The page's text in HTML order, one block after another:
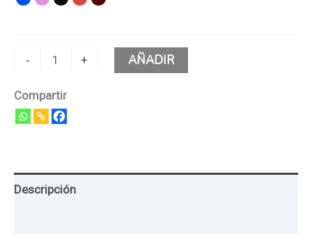
- + AÑADIR
Compartir
Descripción